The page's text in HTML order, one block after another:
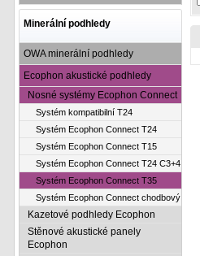
Minerální podhledy
OWA minerální podhledy
Ecophon akustické podhledy
Nosné systémy Ecophon Connect
Systém kompatibilní T24
Systém Ecophon Connect T24
Systém Ecophon Connect T15
Systém Ecophon Connect T24 C3+4
Systém Ecophon Connect T35
Systém Ecophon Connect chodbový
Kazetové podhledy Ecophon
Stěnové akustické panely
Ecophon